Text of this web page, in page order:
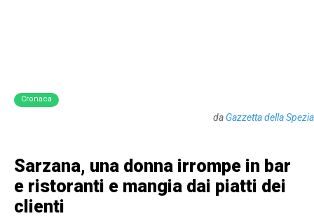
Cronaca
da Gazzetta della Spezia
Sarzana, una donna irrompe in bar
e ristoranti e mangia dai piatti dei
clienti